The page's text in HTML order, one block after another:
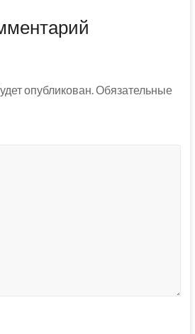
опубликован. Обязательные